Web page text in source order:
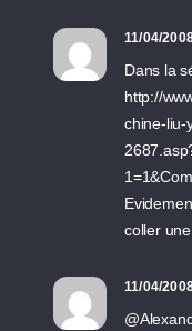
11/04/
Dans la
http://
chine-liu-
coller
11/04/